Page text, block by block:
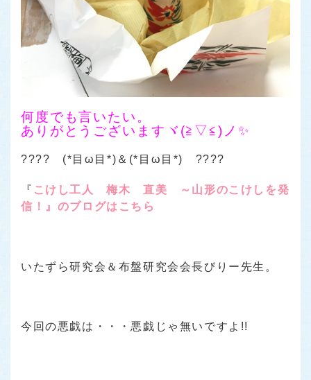
何度でも言いたい。
ありがとうございますヾ(≧▽≦)ノ✨
???? (*目ω目*)＆(*目ω目*) ????
『 こけし工人 梅木 直美 ～山形のこけしを発
信！』のブログはこちら
いたずら研究会＆布盤研究会会長びりー先生。
今回の悪戯は・・・悪戯じゃ無いですよ!!